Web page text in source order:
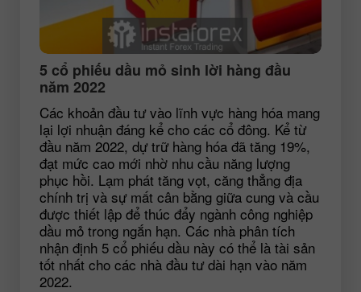
5 cổ phiếu dầu mỏ sinh lời hàng đầu
năm 2022
Các khoản đầu tư vào lĩnh vực hàng hóa mang
lại lợi nhuận đáng kể cho các cổ đông. Kể từ
đầu năm 2022, dự trữ hàng hóa đã tăng 19%,
đạt mức cao mới nhờ nhu cầu năng lượng
phục hồi. Lạm phát tăng vọt, căng thẳng địa
chính trị và sự mất cân bằng giữa cung và cầu
được thiết lập để thúc đẩy ngành công nghiệp
dầu mỏ trong ngắn hạn. Các nhà phân tích
nhận định 5 cổ phiếu dầu này có thể là tài sản
tốt nhất cho các nhà đầu tư dài hạn vào năm
2022.